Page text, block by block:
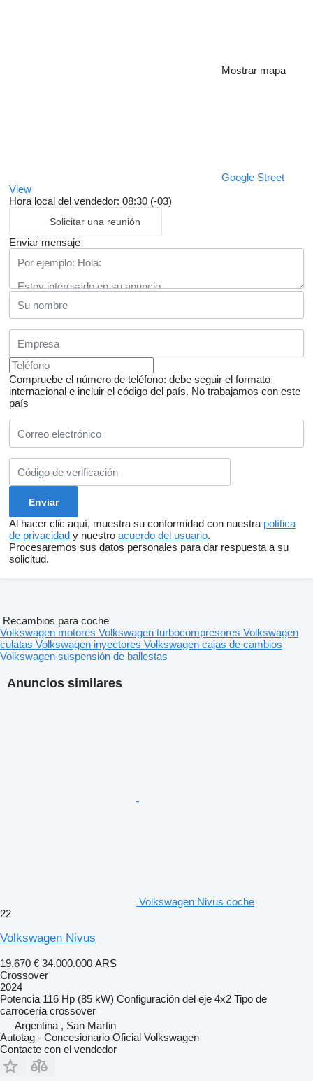
Mostrar mapa
Google Street
View
Hora local del vendedor: 08:30 (-03)
Solicitar una reunión
Enviar mensaje
Compruebe el número de teléfono: debe seguir el formato
internacional e incluir el código del país. No trabajamos con este
país
Al hacer clic aquí, muestra su conformidad con nuestra política
de privacidad y nuestro acuerdo del usuario.
Procesaremos sus datos personales para dar respuesta a su
solicitud.
Anuncios similares
Volkswagen Nivus coche
22
Volkswagen Nivus
19.670 € 34.000.000 ARS
Crossover
2024
Potencia 116 Hp (85 kW) Configuración del eje 4x2 Tipo de
carrocería crossover
Argentina , San Martin
Autotag - Concesionario Oficial Volkswagen
Contacte con el vendedor
Recambios para coche
Volkswagen motores Volkswagen turbocompresores Volkswagen
culatas Volkswagen inyectores Volkswagen cajas de cambios
Volkswagen suspensión de ballestas